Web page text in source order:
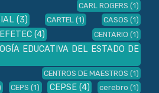
CARL ROGERS (1)
(3) CARTEL (1) CASOS (1)
(4) CENTARIO (1)
EDUCATIVA DEL ESTADO DE
CENTROS DE MAESTROS (1)
CEPS (1) CEPSE (4) cerebro (1)